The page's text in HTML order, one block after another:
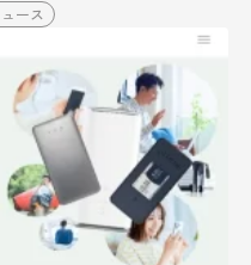
ース